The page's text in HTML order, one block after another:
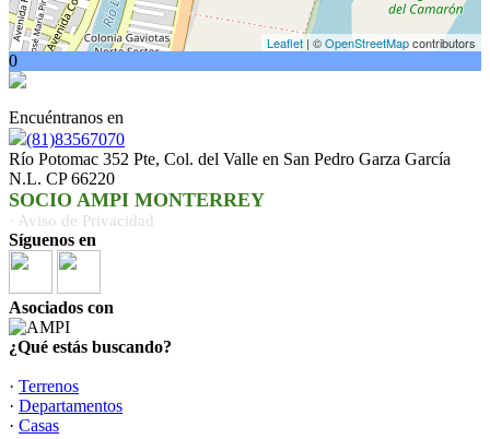
Leaflet | ©OpenStreetMapcontributors
0
Encuéntranos en
(81)83567070
Río Potomac 352 Pte, Col. del Valle en San Pedro Garza García
N.L. CP 66220
SOCIO AMPI MONTERREY
· Aviso de Privacidad
Síguenos en
Asociados con
¿Qué estás buscando?
· Terrenos
· Departamentos
· Casas